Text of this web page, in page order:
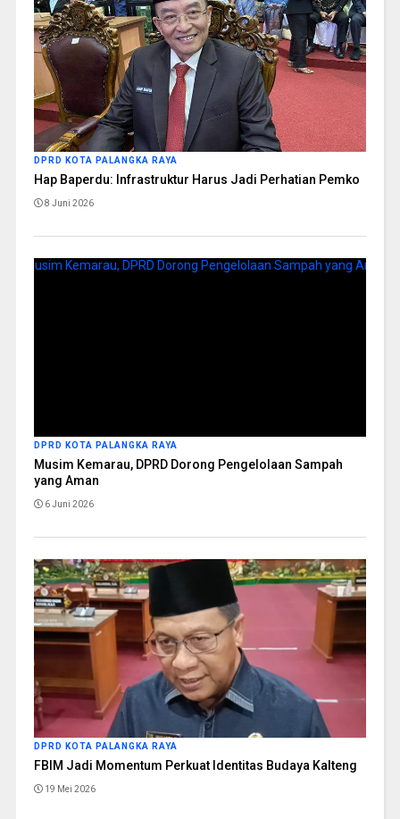
DPRD KOTA PALANGKA RAYA
Hap Baperdu: Infrastruktur Harus Jadi Perhatian Pemko
8 Juni 2026
DPRD KOTA PALANGKA RAYA
Musim Kemarau, DPRD Dorong Pengelolaan Sampah
yang Aman
6 Juni 2026
DPRD KOTA PALANGKA RAYA
FBIM Jadi Momentum Perkuat Identitas Budaya Kalteng
19 Mei 2026